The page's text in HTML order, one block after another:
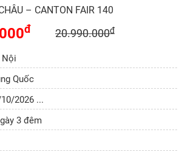
– CANTON FAIR 140
đ 20.990.000đ
Nội
Quốc
2026 ...
3 đêm